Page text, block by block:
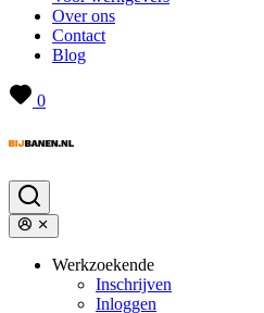
Over ons
Contact
Blog
0
Werkzoekende
Inschrijven
Inloggen